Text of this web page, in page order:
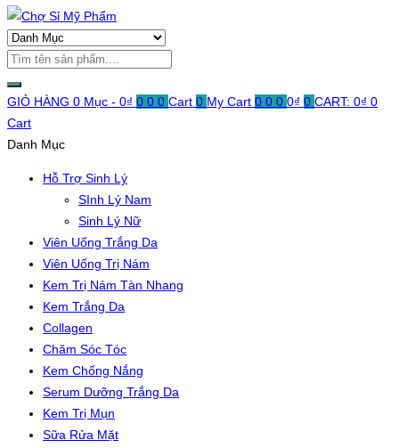
GIỎ HÀNG 0 Mục - 0₫ 0 0 0 Cart 0 My Cart 0 0 0 0₫ 0 CART: 0₫ 0
Cart
Danh Mục
Hỗ Trợ Sinh Lý
SInh Lý Nam
Sinh Lý Nữ
Viên Uống Trắng Da
Viên Uống Trị Nám
Kem Trị Nám Tàn Nhang
Kem Trắng Da
Collagen
Chăm Sóc Tóc
Kem Chống Nắng
Serum Dưỡng Trắng Da
Kem Trị Mụn
Sữa Rửa Mặt